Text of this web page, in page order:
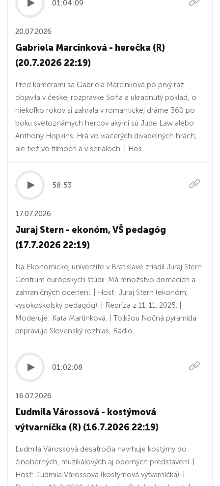
01:04:09
20.07.2026
Gabriela Marcinková - herečka (R)
(20.7.2026 22:19)
Pred kamerami sa Gabriela Marcinková po prvý raz
objavila v českej rozprávke Sofia a ukradnutý poklad, o
niekoľko rokov si zahrala v romantickej dráme 360 po
boku svetoznámych hercov akými sú Jude Law alebo
Anthony Hopkins. Hrá vo viacerých divadelných hrách,
ale tiež vo filmoch a v seriáloch. | Hos...
58:53
17.07.2026
Juraj Stern - ekonóm, VŠ pedagóg
(17.7.2026 22:19)
Na Ekonomickej univerzite v Bratislave zriadil Juraj Stern
Centrum európskych štúdií. Má množstvo domácich a
zahraničných ocenení. | Hosť: Juraj Stern (ekonóm,
vysokoškolský pedagóg). | Repríza z 11. 11. 2025. |
Moderuje: Kata Martinková. | Tolkšou Nočná pyramída
pripravuje Slovenský rozhlas, Rádio...
01:02:08
16.07.2026
Ľudmila Várossová - kostýmová
výtvarníčka (R) (16.7.2026 22:19)
Ľudmila Várossová desaťročia navrhuje kostýmy do
činoherných, muzikálových aj operných predstavení. |
Hosť: Ľudmila Várossová (kostýmová výtvarníčka). |